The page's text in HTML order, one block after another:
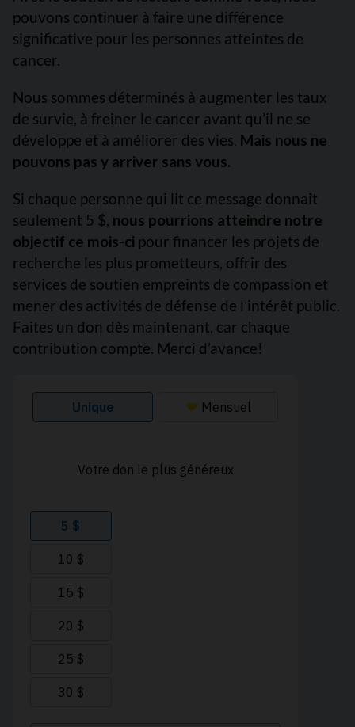
pouvons continuer à faire une différence
significative pour les personnes atteintes de
cancer.
Nous sommes déterminés à augmenter les taux
de survie, à freiner le cancer avant qu’il ne se
développe et à améliorer des vies. Mais nous ne
pouvons pas y arriver sans vous.
Si chaque personne qui lit ce message donnait
seulement 5 $, nous pourrions atteindre notre
objectif ce mois-ci pour financer les projets de
recherche les plus prometteurs, offrir des
services de soutien empreints de compassion et
mener des activités de défense de l’intérêt public.
Faites un don dès maintenant, car chaque
contribution compte. Merci d’avance!